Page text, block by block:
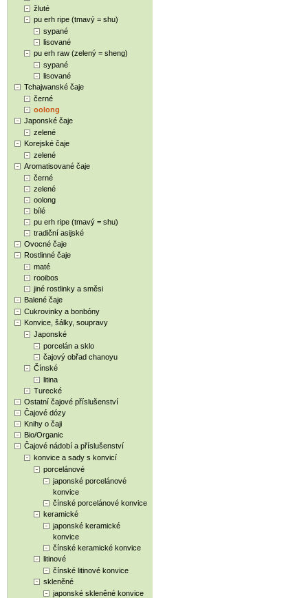
žluté
pu erh ripe (tmavý = shu)
sypané
lisované
pu erh raw (zelený = sheng)
sypané
lisované
Tchajwanské čaje
černé
oolong
Japonské čaje
zelené
Korejské čaje
zelené
Aromatisované čaje
černé
zelené
oolong
bílé
pu erh ripe (tmavý = shu)
tradiční asijské
Ovocné čaje
Rostlinné čaje
maté
rooibos
jiné rostlinky a směsi
Balené čaje
Cukrovinky a bonbóny
Konvice, šálky, soupravy
Japonské
porcelán a sklo
čajový obřad chanoyu
Čínské
litina
Turecké
Ostatní čajové příslušenství
Čajové dózy
Knihy o čaji
Bio/Organic
Čajové nádobí a příslušenství
konvice a sady s konvicí
porcelánové
japonské porcelánové
konvice
čínské porcelánové konvice
keramické
japonské keramické
konvice
čínské keramické konvice
litinové
čínské litinové konvice
skleněné
japonské skleněné konvice